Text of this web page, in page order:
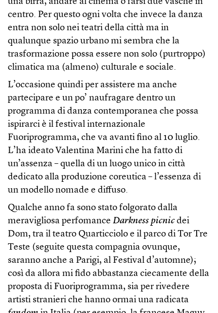
centro. Per questo ogni volta che invece la danza
entra non solo nei teatri della città ma in
qualunque spazio urbano mi sembra che la
trasformazione possa essere non solo (purtroppo)
climatica ma (almeno) culturale e sociale.
L’occasione quindi per assistere ma anche
partecipare e un po’ naufragare dentro un
programma di danza contemporanea che possa
ispirarci è il festival internazionale
Fuoriprogramma, che va avanti fino al 10 luglio.
L’ha ideato Valentina Marini che ha fatto di
un’assenza – quella di un luogo unico in città
dedicato alla produzione coreutica – l’essenza di
un modello nomade e diffuso.
Qualche anno fa sono stato folgorato dalla
meravigliosa perfomance Darkness picnic dei
Dom, tra il teatro Quarticciolo e il parco di Tor Tre
Teste (seguite questa compagnia ovunque,
saranno anche a Parigi, al Festival d’automne);
così da allora mi fido abbastanza ciecamente della
proposta di Fuoriprogramma, sia per rivedere
artisti stranieri che hanno ormai una radicata